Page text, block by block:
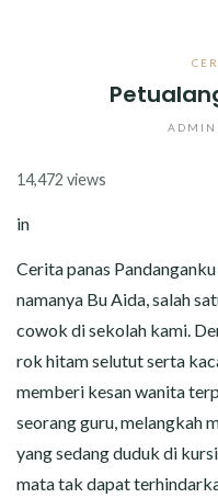
ADMIN
14,472 views
in
Cerita panas
namanya Bu Aida, salah
cowok di sekolah kami.
rok hitam selutut serta
memberi kesan wanita
seorang guru, melangkah
yang sedang duduk di
mata tak dapat
CERITA SKANDAL
CERITA MALAM
CERITA SPERMA
CERITA ANAK TIRI